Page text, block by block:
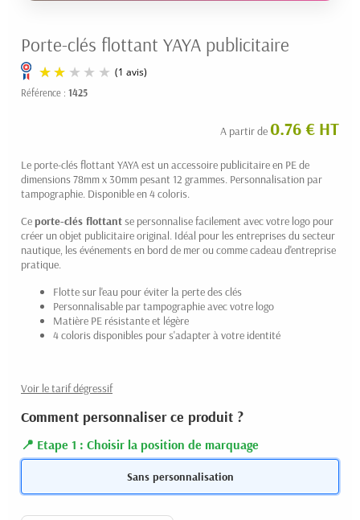
Porte-clés flottant YAYA publicitaire
(1 avis)
Référence : 1425
A partir de 0.76 € HT
Le porte-clés flottant YAYA est un accessoire publicitaire en PE de
dimensions 78mm x 30mm pesant 12 grammes. Personnalisation par
tampographie. Disponible en 4 coloris.
Ceporte-clés flottant se personnalise facilement avec votre logo pour
créer un objet publicitaire original. Idéal pour les entreprises du secteur
nautique, les événements en bord de mer ou comme cadeau d'entreprise
pratique.
Flotte sur l'eau pour éviter la perte des clés
Personnalisable par tampographie avec votre logo
Matière PE résistante et légère
4 coloris disponibles pour s'adapter à votre identité
Voir le tarif dégressif
Comment personnaliser ce produit ?
Etape 1 : Choisir la position de marquage
Sans personnalisation